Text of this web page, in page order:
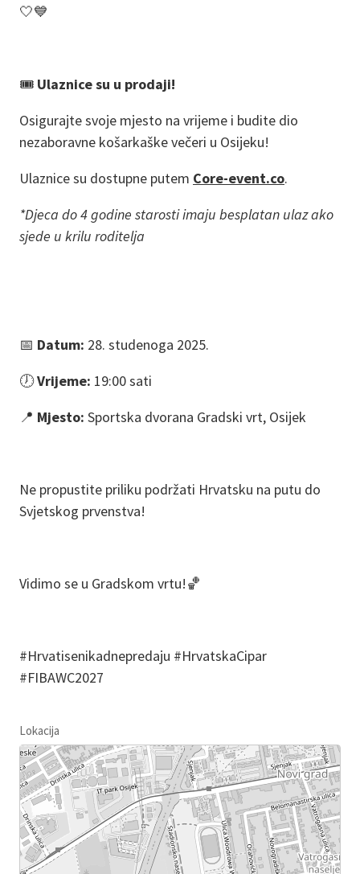
🤍💙
🎟️ Ulaznice su u prodaji!
Osigurajte svoje mjesto na vrijeme i budite dio
nezaboravne košarkaške večeri u Osijeku!
Ulaznice su dostupne putem Core-event.co.
*Djeca do 4 godine starosti imaju besplatan ulaz ako
sjede u krilu roditelja
📅 Datum: 28. studenoga 2025.
🕖Vrijeme: 19:00 sati
📍 Mjesto: Sportska dvorana Gradski vrt, Osijek
Ne propustite priliku podržati Hrvatsku na putu do
Svjetskog prvenstva!
Vidimo se u Gradskom vrtu!🏀
#Hrvatisenikadnepredaju #HrvatskaCipar
#FIBAWC2027
Lokacija